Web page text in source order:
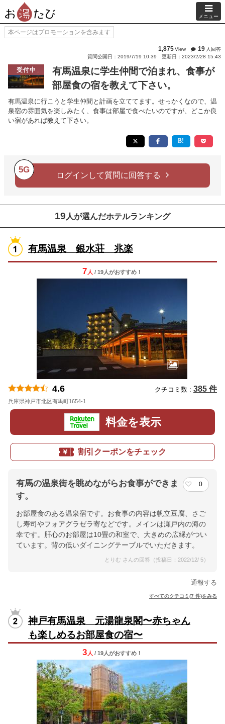
メニュー
本ページはプロモーションを含みます
1,875View 19 人回答
質問公開日：2019/7/19 10:39
更新日：2023/2/28 15:43
受付中
有馬温泉に学生仲間で泊まれ、食事が
部屋食の宿を教えて下さい。
有馬温泉に行こうと学生仲間と計画を立ててます。せっかくなので、温
泉宿の雰囲気を楽しみたく、食事は部屋で食べたいのですが、どこか良
い宿があれば教えて下さい。
5G
ログインして質問に回答する
19 人が選んだホテルランキング
有馬温泉 銀水荘 兆楽
7 人 / 19人がおすすめ！
4.6 クチコミ数 : 385 件
兵庫県神戸市北区有馬町1654-1
料金を表示
割引クーポンをチェック
有馬の温泉街を眺めながらお食事ができま
す。
0
お部屋食のある温泉宿です。お食事の内容は帆立豆腐、さご
し寿司やフォアグラゼラ寄などです。メインは瀬戸内の海の
幸です。肝心のお部屋は10畳の和室で、大きめの広縁がつい
ています。背の低いダイニングテーブルでいただきます。
とりむ さんの回答（投稿日：2022/12/ 5）
通報する
すべてのクチコミ(7 件)をみる
神戸有馬温泉 元湯龍泉閣〜赤ちゃん
も楽しめるお部屋食の宿〜
3 人 / 19人がおすすめ！